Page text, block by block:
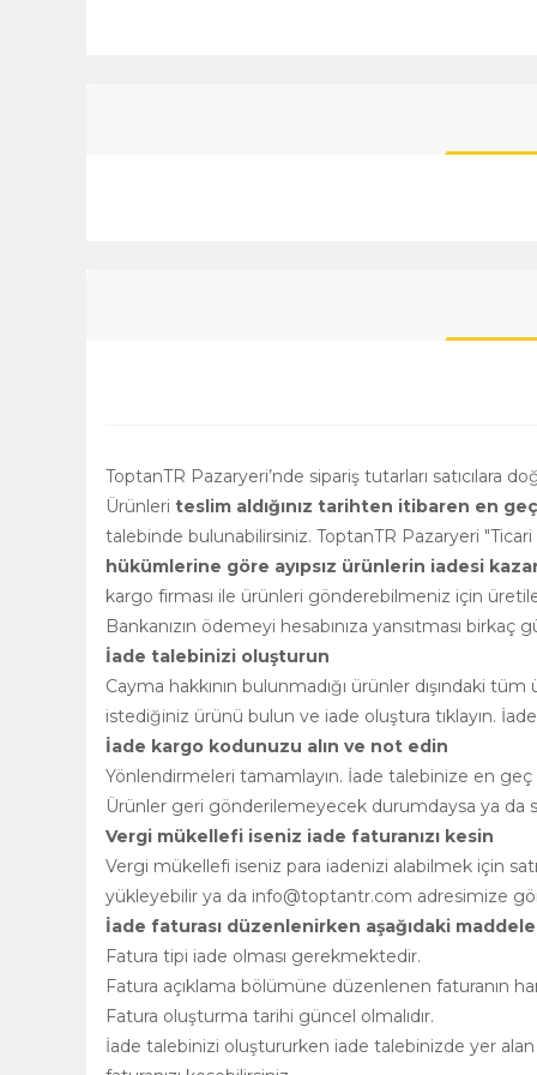
ToptanTR Pazaryeri’nde sipariş tutarları satıcılara
Ürünleri teslim aldığınız tarihten itibaren en
talebinde bulunabilirsiniz. ToptanTR Pazaryeri
hükümlerine göre ayıpsız ürünlerin iadesi
kargo firması ile ürünleri gönderebilmeniz için
Bankanızın ödemeyi hesabınıza yansıtması birkaç
İade talebinizi oluşturun
Cayma hakkının bulunmadığı ürünler dışındaki
istediğiniz ürünü bulun ve iade oluştura tıklayın.
İade kargo kodunuzu alın ve not edin
Yönlendirmeleri tamamlayın. İade talebinize en
Ürünler geri gönderilemeyecek durumdaysa ya da
Vergi mükellefi iseniz iade faturanızı kesin
Vergi mükellefi iseniz para iadenizi alabilmek için
yükleyebilir ya da info@toptantr.com adresimize
İade faturası düzenlenirken aşağıdaki
Fatura tipi iade olması gerekmektedir.
Fatura açıklama bölümüne düzenlenen faturanın
Fatura oluşturma tarihi güncel olmalıdır.
İade talebinizi oluştururken iade talebinizde yer